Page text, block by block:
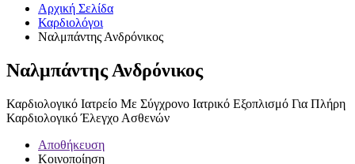
Αρχική Σελίδα
Καρδιολόγοι
Ναλμπάντης Ανδρόνικος
Ναλμπάντης Ανδρόνικος
Καρδιολογικό Ιατρείο Με Σύγχρονο Ιατρικό Εξοπλισμό Για Πλήρη
Καρδιολογικό Έλεγχο Ασθενών
Αποθήκευση
Κοινοποίηση